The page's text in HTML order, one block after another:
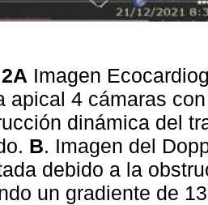
Imagen
apical 4 cámaras
dinámica del
B. Imagen del
debido a la
un gradiente de